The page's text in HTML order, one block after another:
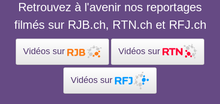
Retrouvez à l'avenir nos reportages
filmés sur RJB.ch, RTN.ch et RFJ.ch
Vidéos sur Vidéos sur
Vidéos sur